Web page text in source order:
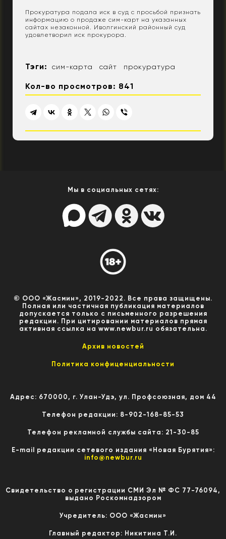
Прокуратура подала иск в суд с просьбой признать
информацию о продаже сим-карт на указанных
сайтах незаконной. Иволгинский районный суд
удовлетворил иск прокурора.
Тэги: сим-карта сайт прокуратура
Кол-во просмотров: 841
Мы в социальных сетях:
© ООО «Жасмин», 2019-2022. Все права защищены.
Полная или частичная публикация материалов
допускается только с письменного разрешения
редакции. При цитировании материалов прямая
активная ссылка на www.newbur.ru обязательна.
Архив новостей
Политика конфиценциальности
Адрес: 670000, г. Улан-Удэ, ул. Профсоюзная, дом 44
Телефон редакции: 8-902-168-85-53
Телефон рекламной службы сайта: 21-30-85
E-mail редакции сетевого издания «Новая Бурятия»:
info@newbur.ru
Свидетельство о регистрации СМИ Эл № ФС 77-76094,
выдано Роскомнадзором
Учредитель: ООО «Жасмин»
Главный редактор: Никитина Т.И.